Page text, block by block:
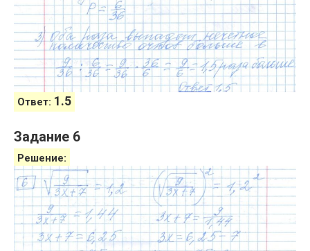
Ответ: 1.5
Задание 6
Решение: